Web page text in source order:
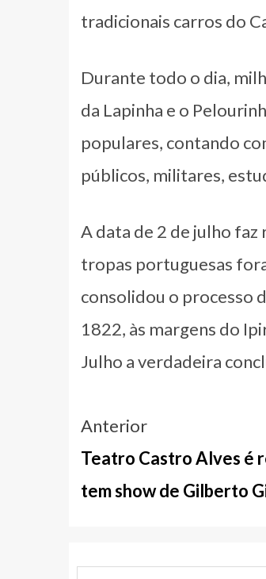
tradicionais carros do
Durante todo o dia,
da Lapinha e o
populares, contando
públicos, militares,
A data de 2 de julho
tropas portuguesas
consolidou o processo
1822, às margens do
Julho a verdadeira
Navegação
entre
notícias
Anterior
Teatro Castro Alves é
tem show de Gilberto